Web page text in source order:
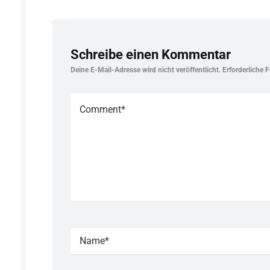
Schreibe einen Kommentar
Deine E-Mail-Adresse wird nicht veröffentlicht. Erforderliche